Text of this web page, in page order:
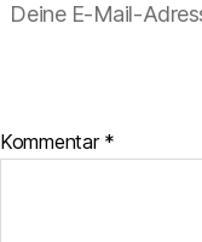
Deine E-Mail-
Kommentar *